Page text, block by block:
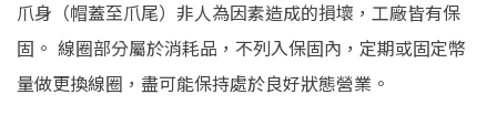
爪身（帽蓋至爪尾）非人為因素造成的損壞，工廠皆有保
固。 線圈部分屬於消耗品，不列入保固內，定期或固定幣
量做更換線圈，盡可能保持處於良好狀態營業。